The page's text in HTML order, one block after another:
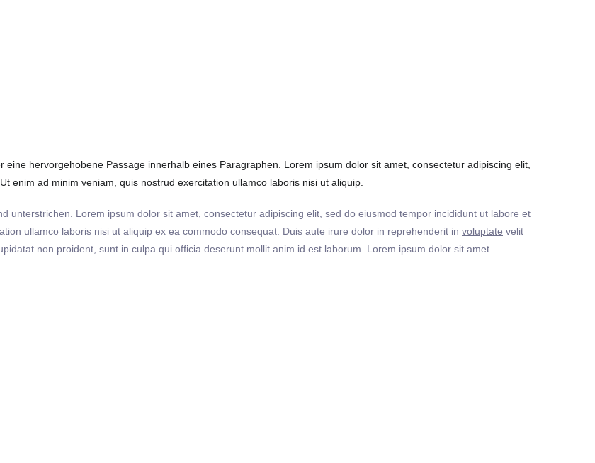
hervorgehobene Passage innerhalb eines Paragraphen. Lorem ipsum dolor sit amet, consectetur adipiscing elit,
enim ad minim veniam, quis nostrud exercitation ullamco laboris nisi ut aliquip.
unterstrichen. Lorem ipsum dolor sit amet, consectetur adipiscing elit, sed do eiusmod tempor incididunt ut labore et
ullamco laboris nisi ut aliquip ex ea commodo consequat. Duis aute irure dolor in reprehenderit in voluptate velit
non proident, sunt in culpa qui officia deserunt mollit anim id est laborum. Lorem ipsum dolor sit amet.